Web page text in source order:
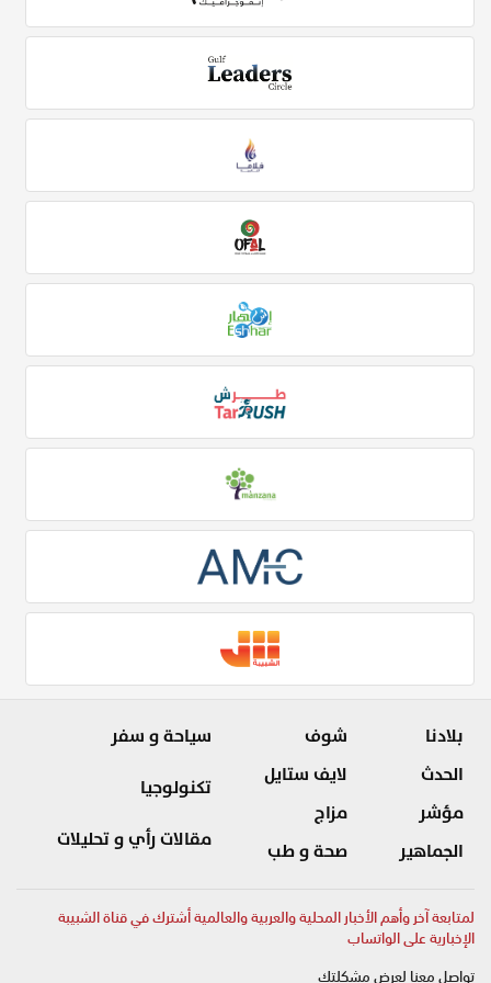
بلادنا
الحدث
مؤشر
الجماهير
شوف
لايف ستايل
مزاج
صحة و طب
سياحة و سفر
تكنولوجيا
مقالات رأي و تحليلات
لمتابعة آخر وأهم الأخبار المحلية والعربية والعالمية أشترك في قناة الشبيبة
الإخبارية على الواتساب